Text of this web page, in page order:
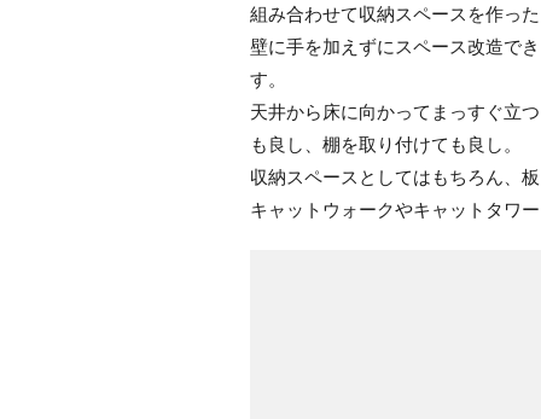
組み合わせて収納スペースを作っ
壁に手を加えずにスペース改造で
す。
天井から床に向かってまっすぐ立
も良し、棚を取り付けても良し。
収納スペースとしてはもちろん、
キャットウォークやキャットタワ